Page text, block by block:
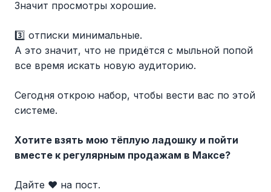
Значит просмотры хорошие.
3️⃣ отписки минимальные.
А это значит, что не придётся с мыльной попой
все время искать новую аудиторию.
Сегодня открою набор, чтобы вести вас по этой
системе.
Хотите взять мою тёплую ладошку и пойти
вместе к регулярным продажам в Максе?
Дайте ❤️ на пост.